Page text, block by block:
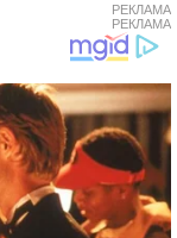
РЕКЛАМА
РЕКЛАМА